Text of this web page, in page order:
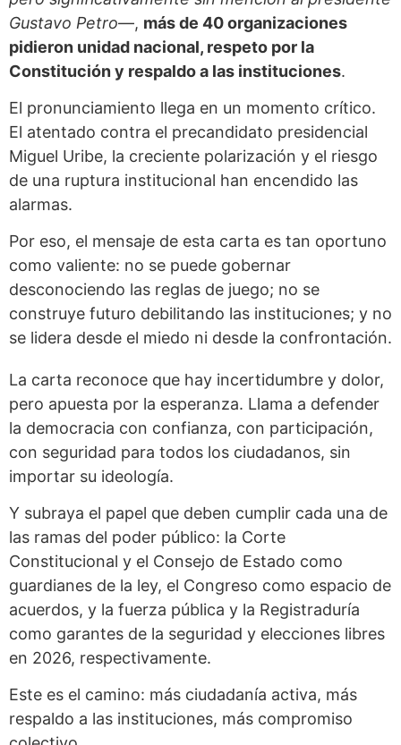
Gustavo Petro—, más de 40 organizaciones
pidieron unidad nacional, respeto por la
Constitución y respaldo a las instituciones.
El pronunciamiento llega en un momento crítico.
El atentado contra el precandidato presidencial
Miguel Uribe, la creciente polarización y el riesgo
de una ruptura institucional han encendido las
alarmas.
Por eso, el mensaje de esta carta es tan oportuno
como valiente: no se puede gobernar
desconociendo las reglas de juego; no se
construye futuro debilitando las instituciones; y no
se lidera desde el miedo ni desde la confrontación.
La carta reconoce que hay incertidumbre y dolor,
pero apuesta por la esperanza. Llama a defender
la democracia con confianza, con participación,
con seguridad para todos los ciudadanos, sin
importar su ideología.
Y subraya el papel que deben cumplir cada una de
las ramas del poder público: la Corte
Constitucional y el Consejo de Estado como
guardianes de la ley, el Congreso como espacio de
acuerdos, y la fuerza pública y la Registraduría
como garantes de la seguridad y elecciones libres
en 2026, respectivamente.
Este es el camino: más ciudadanía activa, más
respaldo a las instituciones, más compromiso